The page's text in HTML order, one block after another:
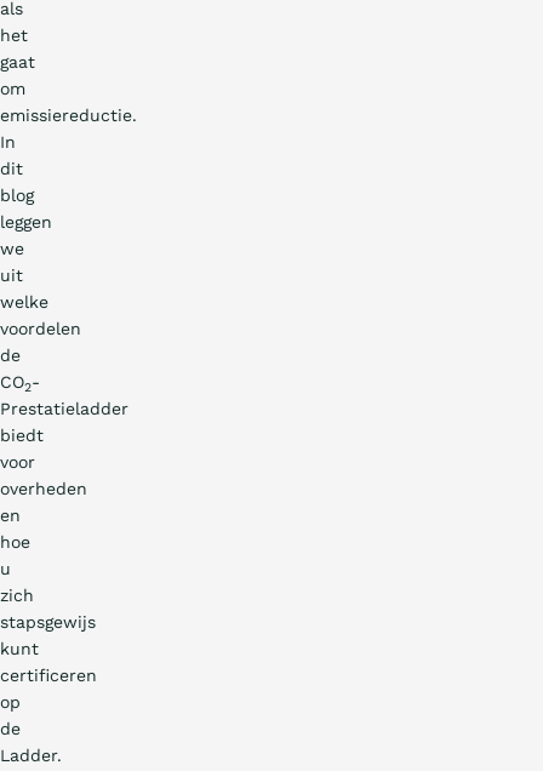
als
het
gaat
om
emissiereductie.
In
dit
blog
leggen
we
uit
welke
voordelen
de
CO2-
Prestatieladder
biedt
voor
overheden
en
hoe
u
zich
stapsgewijs
kunt
certificeren
op
de
Ladder.